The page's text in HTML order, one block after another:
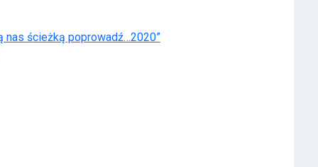
nas ścieżką poprowadź…2020”